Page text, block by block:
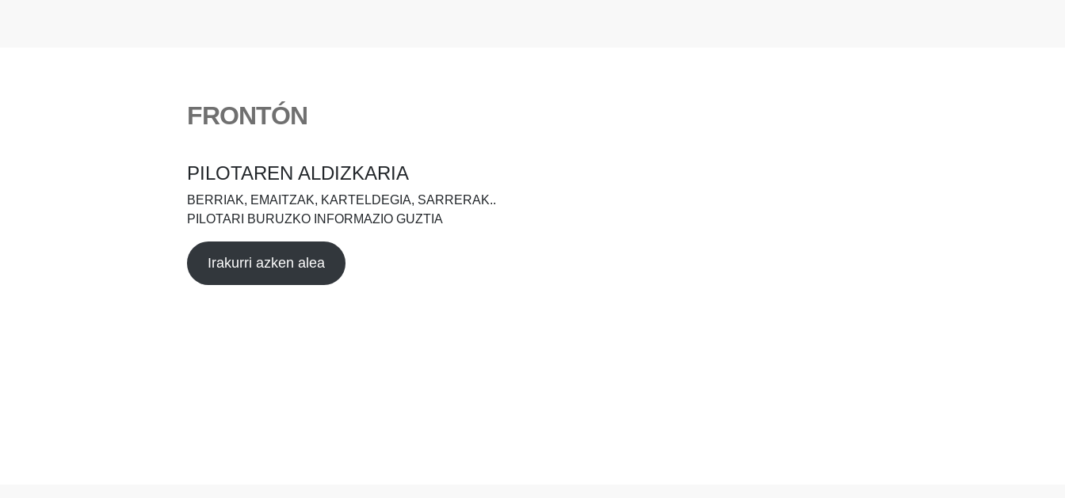
FRONTÓN
PILOTAREN ALDIZKARIA
BERRIAK, EMAITZAK, KARTELDEGIA, SARRERAK..
PILOTARI BURUZKO INFORMAZIO GUZTIA
Irakurri azken alea